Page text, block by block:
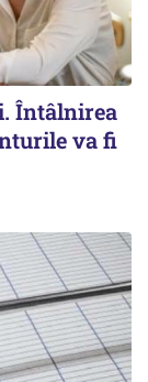
Întâlnirea
va fi